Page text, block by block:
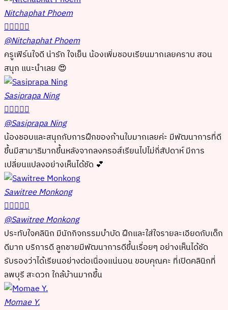
Nitchaphat Phoem

@Nitchaphat Phoem
ครูเฟิร์นใจดี น่ารัก ใจเย็น น้องเพิ่มชอบเรียนมากเลยคราบ สอน
สนุก แนะนำเลย 😍
Sasiprapa Ning

@Sasiprapa Ning
น้องชอบและสนุกกับการฝึกของก้านใบมากเลยค่ะ มีพัฒนาการที่ดี
ขึ้นมีสามาธิมากขึ้นหลังจากลงครอส์เรียนไปไม่กี่สัปดาห์ มีการ
เปลี่ยนแปลงอย่างเห็นได้ชัด 💕
Sawitree Monkong

@Sawitree Monkong
ประทับใจคลินิก มีนักกิจกรรมบำบัด ฝึกและใส่ใจรายละเอียดกับเด็ก
ดีมาก บริการดี ลูกชายมีพัฒนาการดีขึ้นเรื่อยๆ อย่างเห็นได้ชัด
รับรองว่าได้เรียนอย่างต่อเนื่องแน่นอน ขอบคุณคะ ที่เปิดคลินิกที่
ลพบุรี สะดวก ใกล้บ้านมากขึ้น
Momae Y.